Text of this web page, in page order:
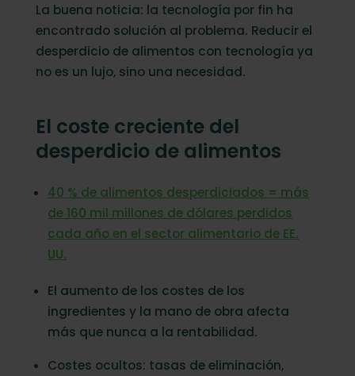
La buena noticia: la tecnología por fin ha
encontrado solución al problema. Reducir el
desperdicio de alimentos con tecnología ya
no es un lujo, sino una necesidad.
El coste creciente del
desperdicio de alimentos
40 % de alimentos desperdiciados = más
de 160 mil millones de dólares perdidos
cada año en el sector alimentario de EE.
UU.
El aumento de los costes de los
ingredientes y la mano de obra afecta
más que nunca a la rentabilidad.
Costes ocultos: tasas de eliminación,